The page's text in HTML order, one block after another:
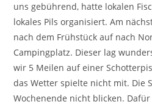
uns gebührend, hatte lokalen
lokales Pils organisiert. Am
nach dem Frühstück auf nach
Campingplatz. Dieser lag
wir 5 Meilen auf einer
das Wetter spielte nicht mit. Die
Wochenende nicht blicken.